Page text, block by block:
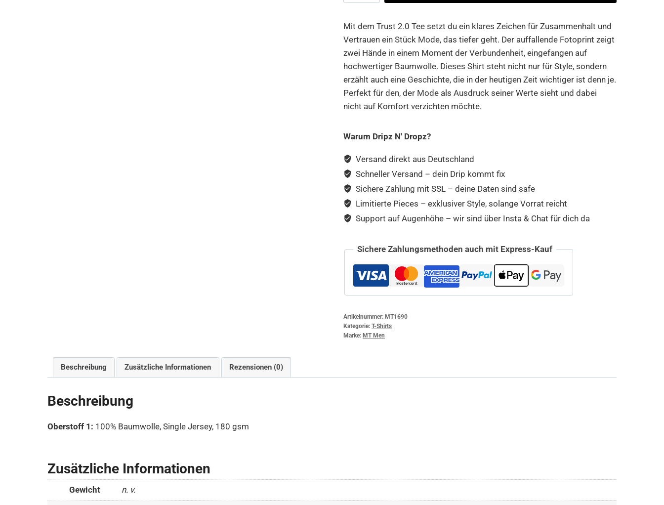
Tee
Mit dem Trust 2.0 Tee setzt du ein klares Zeichen für Zusammenhalt und
Vertrauen ein Stück Mode, das tiefer geht. Der auffallende Fotoprint zeigt
zwei Hände in einem Moment der Verbundenheit, eingefangen auf
hochwertiger Baumwolle. Dieses Shirt steht nicht nur für Style, sondern
erzählt auch eine Geschichte, die in der heutigen Zeit wichtiger ist denn je.
Perfekt für den, der Mode als Ausdruck seiner Werte sieht und dabei
nicht auf Komfort verzichten möchte.
Warum Dripz N' Dropz?
Versand direkt aus Deutschland
Schneller Versand – dein Drip kommt fix
Sichere Zahlung mit SSL – deine Daten sind safe
Limitierte Pieces – exklusiver Style, solange Vorrat reicht
Support auf Augenhöhe – wir sind über Insta & Chat für dich da
Sichere Zahlungsmethoden auch mit Express-Kauf
Artikelnummer:MT1690
Kategorie:T-Shirts
Marke:MT Men
Beschreibung Zusätzliche Informationen Rezensionen (0)
Beschreibung
Oberstoff 1: 100% Baumwolle, Single Jersey, 180 gsm
Zusätzliche Informationen
Gewicht n. v.